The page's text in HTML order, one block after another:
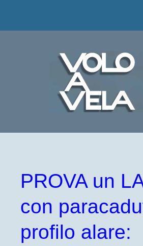
PROVA un
con
profilo alare: